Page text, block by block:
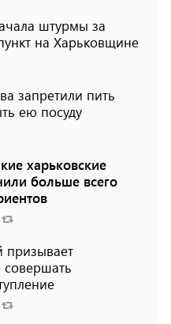
штурмы за
на Харьковщине
запретили пить
ею посуду
харьковские
больше всего
призывает